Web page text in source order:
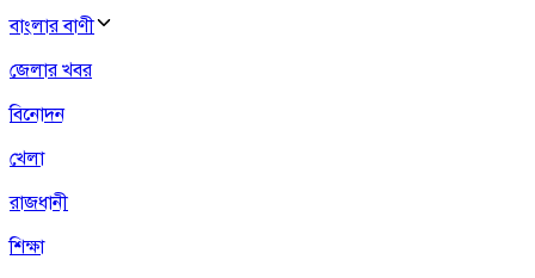
বাংলার বাণী
জেলার খবর
বিনোদন
খেলা
রাজধানী
শিক্ষা